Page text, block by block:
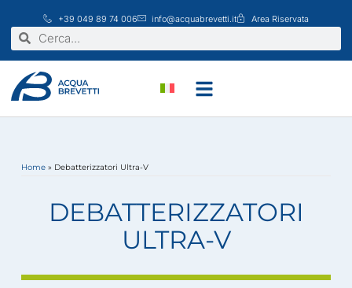
contenuto
+39 049 89 74 006 info@acquabrevetti.it Area Riservata
Cerca Cerca
Home » Debatterizzatori Ultra-V
DEBATTERIZZATORI
ULTRA-V